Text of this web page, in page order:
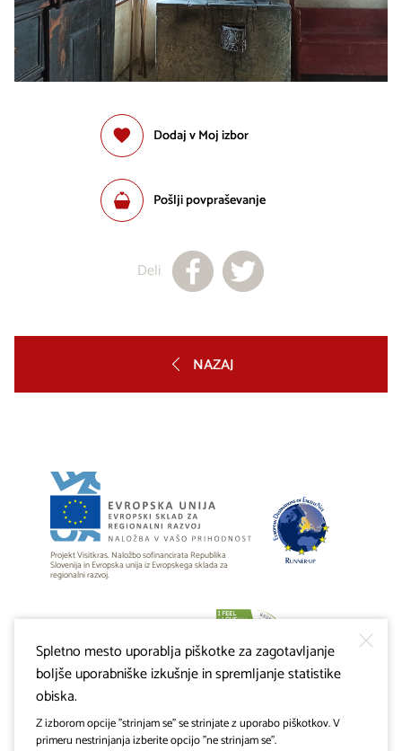
Dodaj v Moj izbor
Pošlji povpraševanje
Deli
NAZAJ
Projekt Visitkras. Naložbo sofinancirata Republika
Slovenija in Evropska unija iz Evropskega sklada za
regionalni razvoj.
Spletno mesto uporablja piškotke za zagotavljanje
boljše uporabniške izkušnje in spremljanje statistike
obiska.
Z izborom opcije "strinjam se" se strinjate z uporabo piškotkov. V
primeru nestrinjanja izberite opcijo "ne strinjam se".